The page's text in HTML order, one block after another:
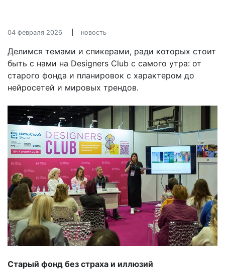
04 февраля 2026 новость
Делимся темами и спикерами, ради которых стоит
быть с нами на Designers Club с самого утра: от
старого фонда и планировок с характером до
нейросетей и мировых трендов.
Старый фонд без страха и иллюзий